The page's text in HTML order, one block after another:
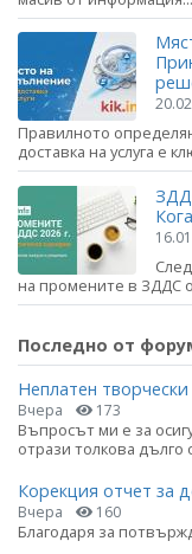
Правилното
доставка на услуга е
на промените в ЗДДС
Последно от
Неплатен творчески
Вчера 173
Въпросът ми е за
отрази толкова дълго
Корекция отчет за
Вчера 160
Благодаря за